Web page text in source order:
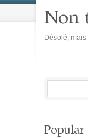
Non
Désolé,
Popular